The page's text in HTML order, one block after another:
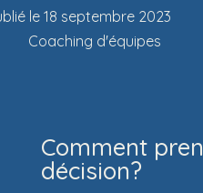
le 18 septembre 2023
Coaching d'équipes
Comment
décision?